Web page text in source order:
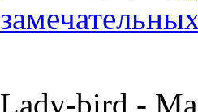
Lady-bird -